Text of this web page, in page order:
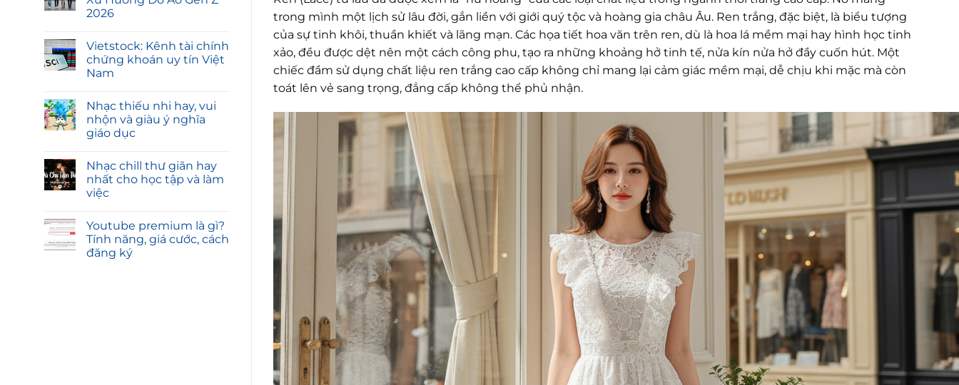
2026
Vietstock: Kênh tài chính
chứng khoán uy tín Việt
Nam
Nhạc thiếu nhi hay, vui
nhộn và giàu ý nghĩa
giáo dục
Nhạc chill thư giãn hay
nhất cho học tập và làm
việc
Youtube premium là gì?
Tính năng, giá cước, cách
đăng ký
trong mình một lịch sử lâu đời, gắn liền với giới quý tộc và hoàng gia châu Âu. Ren trắng, đặc biệt, là biểu tượng
của sự tinh khôi, thuần khiết và lãng mạn. Các họa tiết hoa văn trên ren, dù là hoa lá mềm mại hay hình học tinh
xảo, đều được dệt nên một cách công phu, tạo ra những khoảng hở tinh tế, nửa kín nửa hở đầy cuốn hút. Một
chiếc đầm sử dụng chất liệu ren trắng cao cấp không chỉ mang lại cảm giác mềm mại, dễ chịu khi mặc mà còn
toát lên vẻ sang trọng, đẳng cấp không thể phủ nhận.